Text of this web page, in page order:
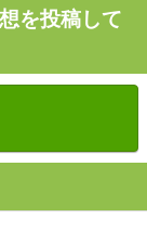
を投稿して